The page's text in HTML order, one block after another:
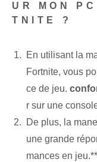
UR MON
TNITE ?
En utilisant la
Fortnite, vous
ce de jeu.
r sur une
De plus, la
une grande
mances en jeu.**